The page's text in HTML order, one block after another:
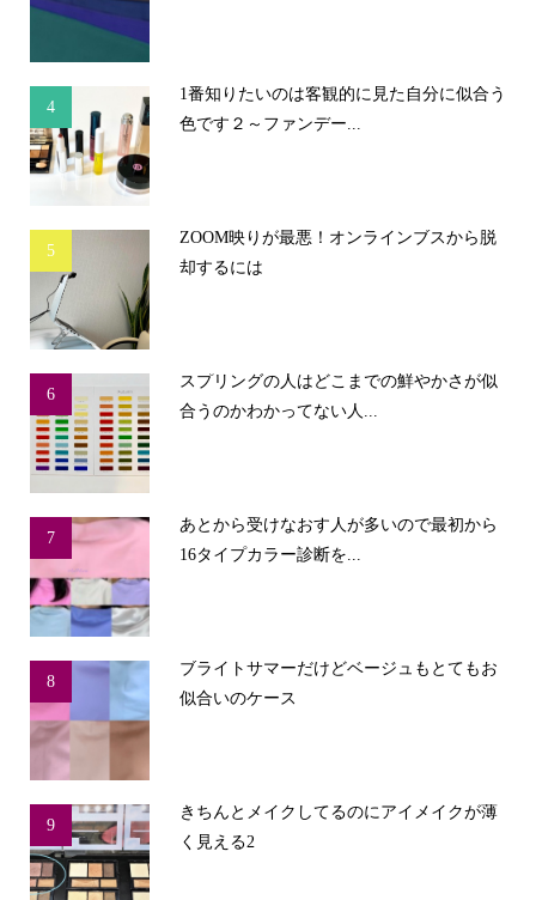
4
1番知りたいのは客観的に見た自分に似合う
色です２～ファンデー...
5
ZOOM映りが最悪！オンラインブスから脱
却するには
6
スプリングの人はどこまでの鮮やかさが似
合うのかわかってない人...
7
あとから受けなおす人が多いので最初から
16タイプカラー診断を...
8
ブライトサマーだけどベージュもとてもお
似合いのケース
9
きちんとメイクしてるのにアイメイクが薄
く見える2